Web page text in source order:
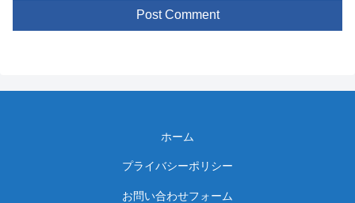
Post Comment
ホーム
プライバシーポリシー
お問い合わせフォーム